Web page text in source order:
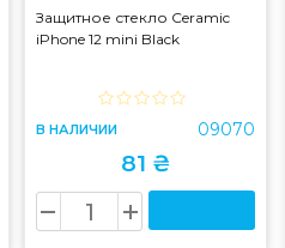
Защитное стекло Ceramic
iPhone 12 mini Black
В НАЛИЧИИ 09070
81 ₴